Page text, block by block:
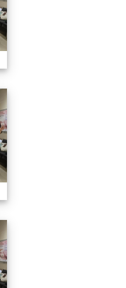
113學生音樂比賽
113學生音樂比賽